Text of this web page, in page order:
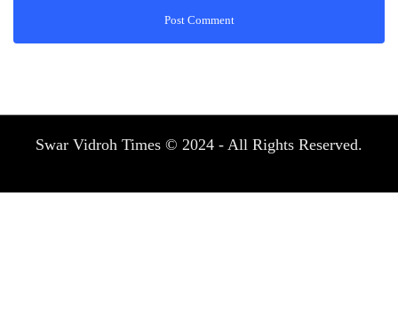
Swar Vidroh Times © 2024 - All Rights Reserved.